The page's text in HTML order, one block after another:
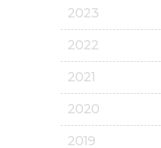
2023
2022
2021
2020
2019